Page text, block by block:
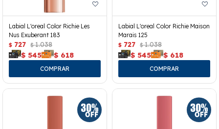
Labial L'oreal Color Richie Les
Nus Exuberant 183
$ 727 $ 1.038
$ 545 $ 618
Labial L'oreal Color Richie Maison
Marais 125
$ 727 $ 1.038
$ 545 $ 618